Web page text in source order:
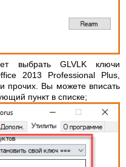
выбрать GLVLK ключи
2013 Professional Plus,
прочих. Вы можете вписать
пункт в списке;